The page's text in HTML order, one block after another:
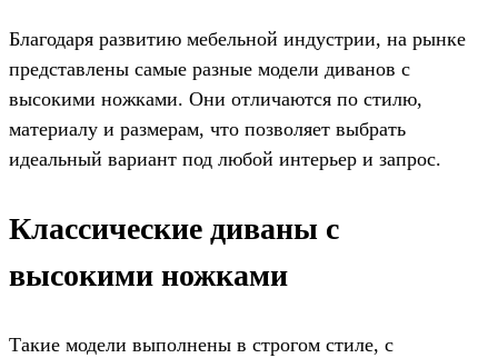
Благодаря развитию мебельной индустрии, на рынке
представлены самые разные модели диванов с
высокими ножками. Они отличаются по стилю,
материалу и размерам, что позволяет выбрать
идеальный вариант под любой интерьер и запрос.
Классические диваны с
высокими ножками
Такие модели выполнены в строгом стиле, с